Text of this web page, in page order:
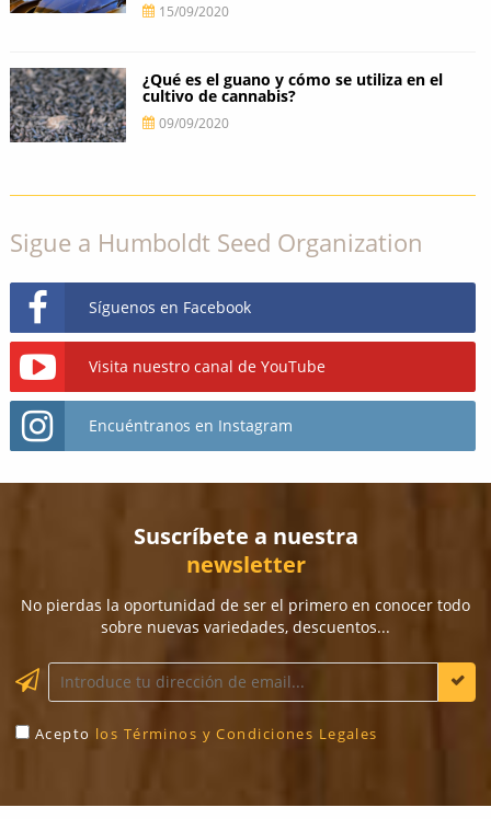
15/09/2020
¿Qué es el guano y cómo se utiliza en el
cultivo de cannabis?
09/09/2020
Sigue a Humboldt Seed Organization
Síguenos en Facebook
Visita nuestro canal de YouTube
Encuéntranos en Instagram
Suscríbete a nuestra
newsletter
No pierdas la oportunidad de ser el primero en conocer todo
sobre nuevas variedades, descuentos...
Acepto los Términos y Condiciones Legales